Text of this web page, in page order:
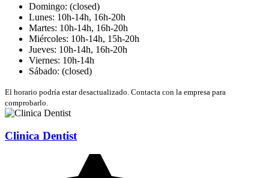
Domingo: (closed)
Lunes: 10h-14h, 16h-20h
Martes: 10h-14h, 16h-20h
Miércoles: 10h-14h, 15h-20h
Jueves: 10h-14h, 16h-20h
Viernes: 10h-14h
Sábado: (closed)
El horario podría estar desactualizado. Contacta con la empresa para
comprobarlo.
Clinica Dentist